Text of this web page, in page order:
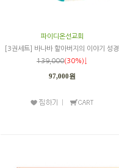
파이디온선교회
[3권세트] 바나바 할아버지의 이야기 성경
139,000(30%)↓
97,000원